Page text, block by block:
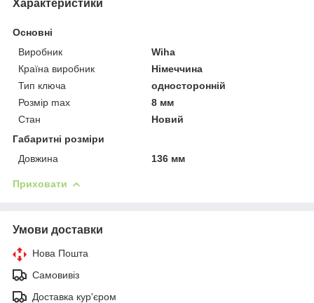
Характеристики
Основні
Виробник
Wiha
Країна виробник
Німеччина
Тип ключа
односторонній
Розмір max
8 мм
Стан
Новий
Габаритні розміри
Довжина
136 мм
Приховати
Умови доставки
Нова Пошта
Самовивіз
Доставка кур'єром